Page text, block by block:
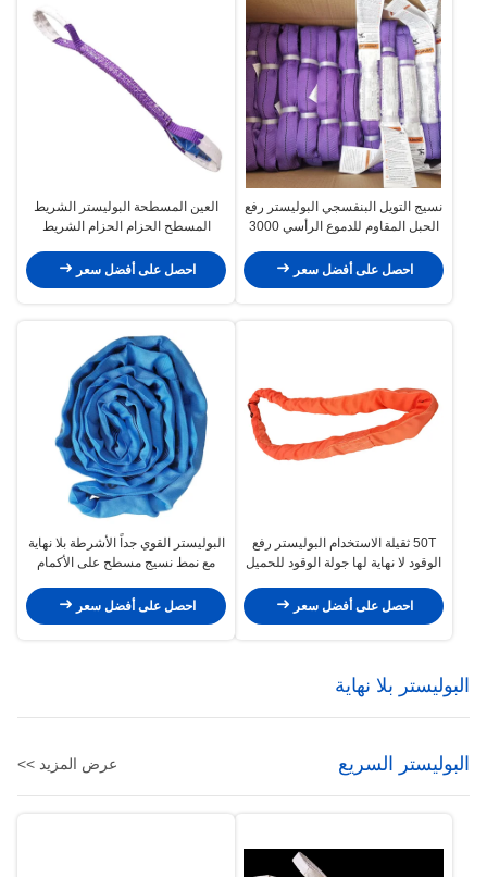
نسيج التويل البنفسجي البوليستر رفع
الحبل المقاوم للدموع الرأسي 3000
احصل على أفضل سعر
العين المسطحة البوليستر الشريط
المسطح الحزام الحزام الشريط
احصل على أفضل سعر
50T ثقيلة الاستخدام البوليستر رفع
الوقود لا نهاية لها جولة الوقود للحميل
احصل على أفضل سعر
البوليستر القوي جداً الأشرطة بلا نهاية
مع نمط نسيج مسطح على الأكمام
احصل على أفضل سعر
البوليستر بلا نهاية
البوليستر السريع عرض المزيد >>